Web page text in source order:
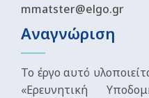
mmatster@elgo.gr
Αναγνώριση
Το έργο αυτό
«Ερευνητική